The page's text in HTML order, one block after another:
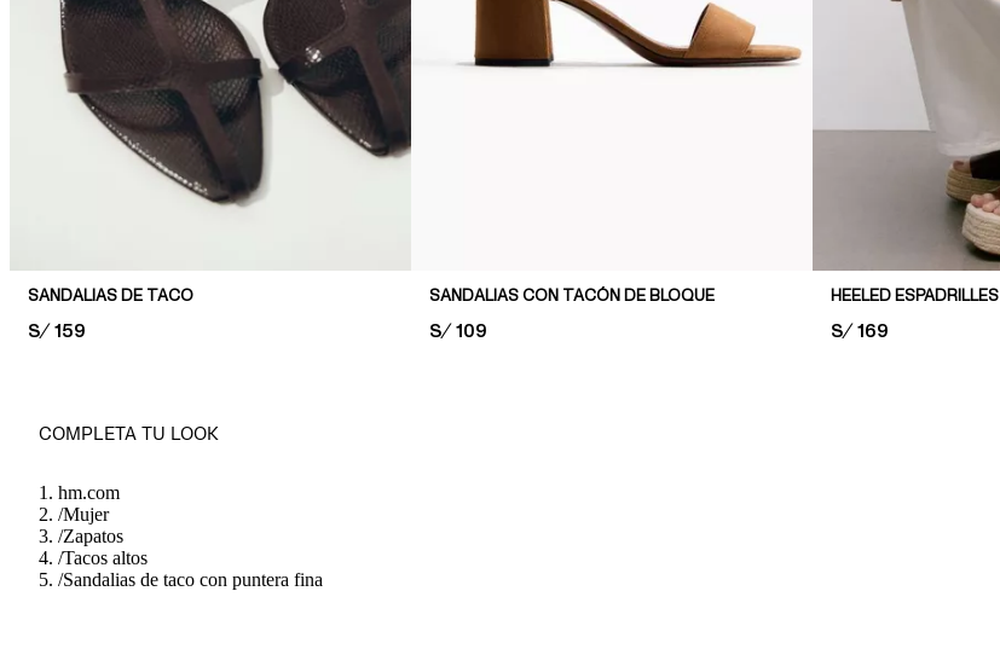
SANDALIAS DE TACO
PRICE:
S/ 159
SANDALIAS CON TACÓN DE BLOQUE
PRICE:
S/ 109
HEELED ESPADRILLES
PRICE:
S/ 169
COMPLETA TU LOOK
hm.com
/Mujer
/Zapatos
/Tacos altos
/Sandalias de taco con puntera fina